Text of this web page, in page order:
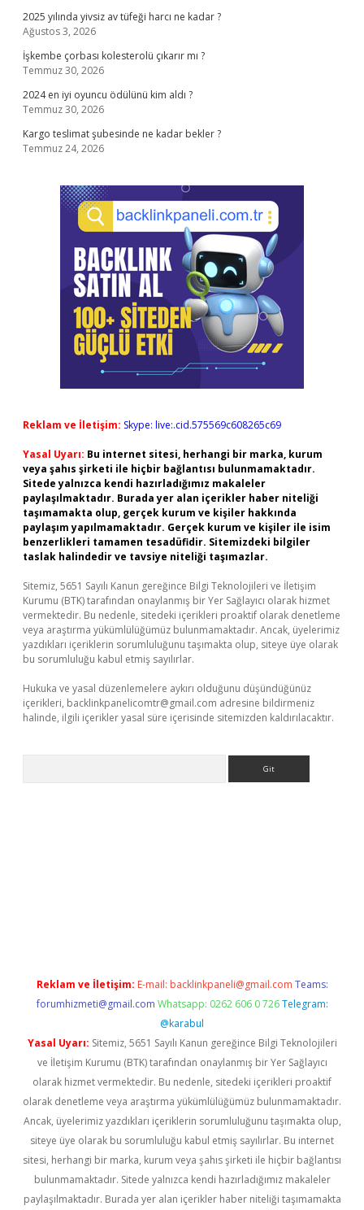
2025 yılında yivsiz av tüfeği harcı ne kadar ?
Ağustos 3, 2026
İşkembe çorbası kolesterolü çıkarır mı ?
Temmuz 30, 2026
2024 en iyi oyuncu ödülünü kim aldı ?
Temmuz 30, 2026
Kargo teslimat şubesinde ne kadar bekler ?
Temmuz 24, 2026
Reklam ve İletişim: Skype: live:.cid.575569c608265c69
Yasal Uyarı: Bu internet sitesi, herhangi bir marka, kurum
veya şahıs şirketi ile hiçbir bağlantısı bulunmamaktadır.
Sitede yalnızca kendi hazırladığımız makaleler
paylaşılmaktadır. Burada yer alan içerikler haber niteliği
taşımamakta olup, gerçek kurum ve kişiler hakkında
paylaşım yapılmamaktadır. Gerçek kurum ve kişiler ile isim
benzerlikleri tamamen tesadüfidir. Sitemizdeki bilgiler
taslak halindedir ve tavsiye niteliği taşımazlar.
Sitemiz, 5651 Sayılı Kanun gereğince Bilgi Teknolojileri ve İletişim
Kurumu (BTK) tarafından onaylanmış bir Yer Sağlayıcı olarak hizmet
vermektedir. Bu nedenle, sitedeki içerikleri proaktif olarak denetleme
veya araştırma yükümlülüğümüz bulunmamaktadır. Ancak, üyelerimiz
yazdıkları içeriklerin sorumluluğunu taşımakta olup, siteye üye olarak
bu sorumluluğu kabul etmiş sayılırlar.
Hukuka ve yasal düzenlemelere aykırı olduğunu düşündüğünüz
içerikleri, backlinkpanelicomtr@gmail.com adresine bildirmeniz
halinde, ilgili içerikler yasal süre içerisinde sitemizden kaldırılacaktır.
Reklam ve İletişim: E-mail: backlinkpaneli@gmail.com Teams:
forumhizmeti@gmail.com Whatsapp: 0262 606 0 726 Telegram:
@karabul
Yasal Uyarı: Sitemiz, 5651 Sayılı Kanun gereğince Bilgi Teknolojileri
ve İletişim Kurumu (BTK) tarafından onaylanmış bir Yer Sağlayıcı
olarak hizmet vermektedir. Bu nedenle, sitedeki içerikleri proaktif
olarak denetleme veya araştırma yükümlülüğümüz bulunmamaktadır.
Ancak, üyelerimiz yazdıkları içeriklerin sorumluluğunu taşımakta olup,
siteye üye olarak bu sorumluluğu kabul etmiş sayılırlar. Bu internet
sitesi, herhangi bir marka, kurum veya şahıs şirketi ile hiçbir bağlantısı
bulunmamaktadır. Sitede yalnızca kendi hazırladığımız makaleler
paylaşılmaktadır. Burada yer alan içerikler haber niteliği taşımamakta